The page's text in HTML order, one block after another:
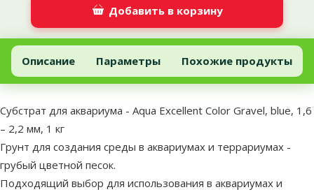
Добавить в корзину
Субстрат для аквариума - Aqua Excellent Color Gravel, blue, 1,6 –
Добавить в корзину
Описание Параметры Похожие продукты
В начало страницы
superzoo.product.detail.content
Субстрат для аквариума - Aqua Excellent Color Gravel, blue, 1,6
– 2,2 мм, 1 кг
Грунт для создания среды в аквариумах и террариумах -
грубый цветной песок.
Подходящий выбор для использования в аквариумах и